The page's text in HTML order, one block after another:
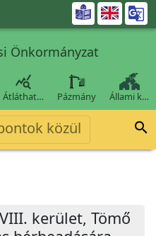

Önkormányzat

Átláthat… Pázmány Állami k…
közül 
kerület, Tömő